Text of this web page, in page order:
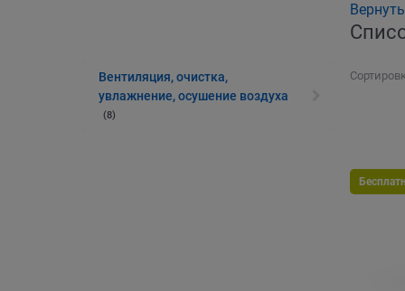
Вентиляция, очистка,
увлажнение, осушение воздуха
(8)